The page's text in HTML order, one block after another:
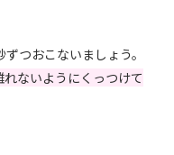
つおこないましょう。
ないようにくっつけて